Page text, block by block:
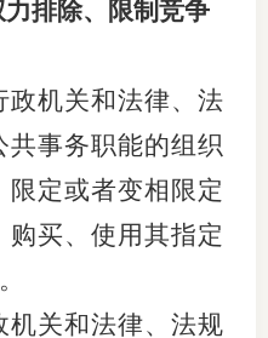
排除、限制竞争
机关和法律、法
事务职能的组织
定或者变相限定
买、使用其指定
关和法律、法规